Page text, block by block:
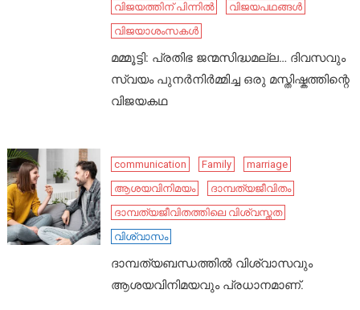
വിജയത്തിന് പിന്നിൽ
വിജയപഥങ്ങൾ
വിജയാശംസകൾ
മമ്മൂട്ടി: പ്രതിഭ ജന്മസിദ്ധമല്ല… ദിവസവും
സ്വയം പുനർനിർമ്മിച്ച ഒരു മസ്തിഷ്കത്തിന്റെ
വിജയകഥ
communication Family
marriage
ആശയവിനിമയം
ദാമ്പത്യജീവിതം
ദാമ്പത്യജീവിതത്തിലെ വിശ്വസ്തത
വിശ്വാസം
ദാമ്പത്യബന്ധത്തിൽ വിശ്വാസവും
ആശയവിനിമയവും പ്രധാനമാണ്.